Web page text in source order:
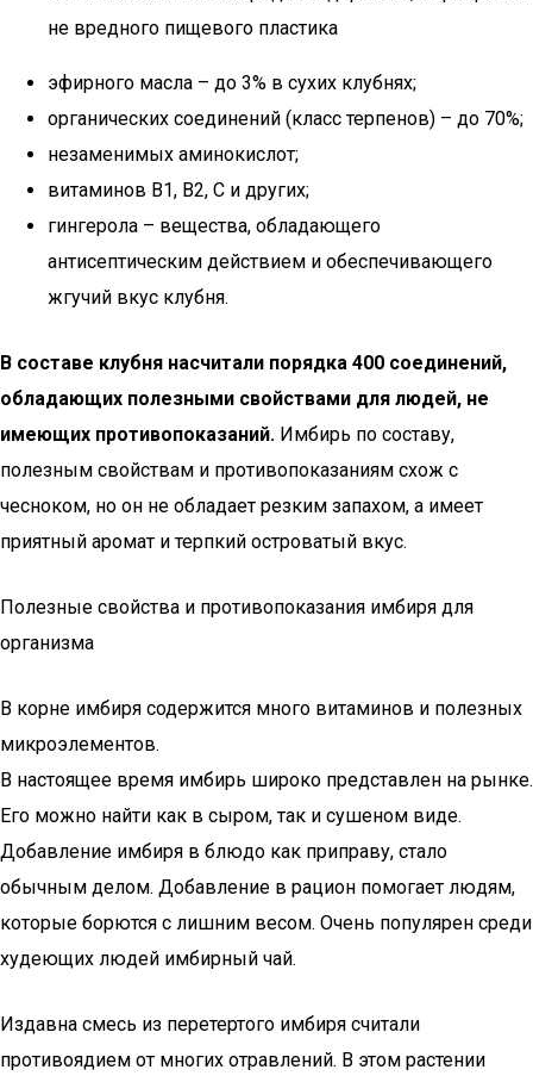
не вредного пищевого пластика
эфирного масла – до 3% в сухих клубнях;
органических соединений (класс терпенов) – до 70%;
незаменимых аминокислот;
витаминов B1, B2, C и других;
гингерола – вещества, обладающего
антисептическим действием и обеспечивающего
жгучий вкус клубня.
В составе клубня насчитали порядка 400 соединений,
обладающих полезными свойствами для людей, не
имеющих противопоказаний. Имбирь по составу,
полезным свойствам и противопоказаниям схож с
чесноком, но он не обладает резким запахом, а имеет
приятный аромат и терпкий островатый вкус.
Полезные свойства и противопоказания имбиря для
организма
В корне имбиря содержится много витаминов и полезных
микроэлементов.
В настоящее время имбирь широко представлен на рынке.
Его можно найти как в сыром, так и сушеном виде.
Добавление имбиря в блюдо как приправу, стало
обычным делом. Добавление в рацион помогает людям,
которые борются с лишним весом. Очень популярен среди
худеющих людей имбирный чай.
Издавна смесь из перетертого имбиря считали
противоядием от многих отравлений. В этом растении